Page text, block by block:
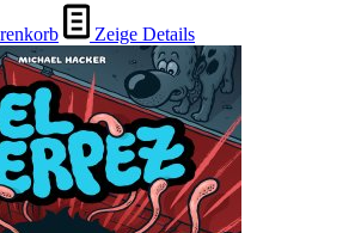
Zeige Details